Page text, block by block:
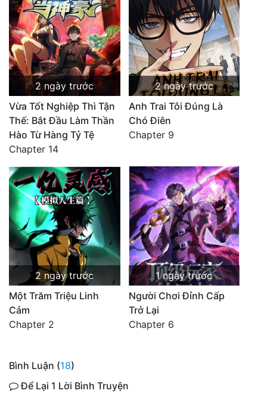
2 ngày trước
Vừa Tốt Nghiệp Thì Tận
Thế: Bắt Đầu Làm Thần
Hào Từ Hàng Tỷ Tệ
Chapter 14
2 ngày trước
Anh Trai Tôi Đúng Là
Chó Điên
Chapter 9
2 ngày trước
Một Trăm Triệu Linh
Cảm
Chapter 2
1 ngày trước
Người Chơi Đỉnh Cấp
Trở Lại
Chapter 6
Bình Luận (18)
Để Lại 1 Lời Bình Truyện